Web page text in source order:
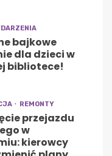
bajkowe
dla dzieci w
bibliotece!
REMONTY
przejazdu
w
kierowcy